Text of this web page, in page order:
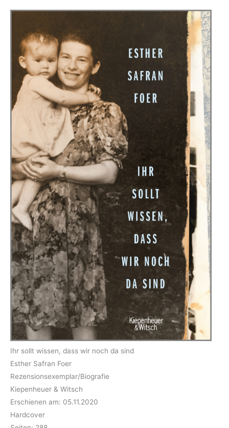
Ihr sollt wissen, dass wir noch da sind
Esther Safran Foer
Rezensionsexemplar/Biografie
Kiepenheuer & Witsch
Erschienen am: 05.11.2020
Hardcover